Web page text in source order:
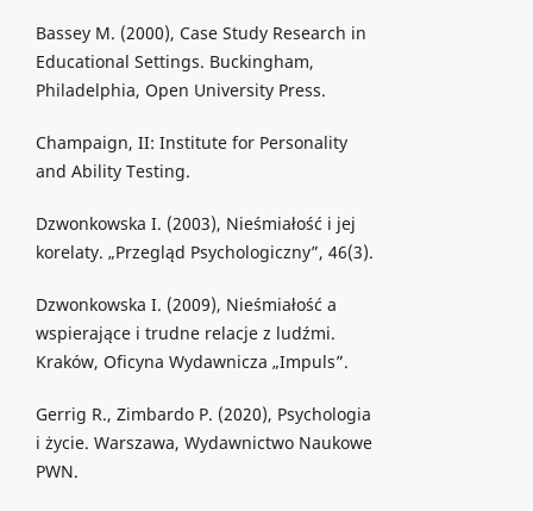
Bassey M. (2000), Case Study Research in
Educational Settings. Buckingham,
Philadelphia, Open University Press.
Champaign, II: Institute for Personality
and Ability Testing.
Dzwonkowska I. (2003), Nieśmiałość i jej
korelaty. „Przegląd Psychologiczny”, 46(3).
Dzwonkowska I. (2009), Nieśmiałość a
wspierające i trudne relacje z ludźmi.
Kraków, Oficyna Wydawnicza „Impuls”.
Gerrig R., Zimbardo P. (2020), Psychologia
i życie. Warszawa, Wydawnictwo Naukowe
PWN.